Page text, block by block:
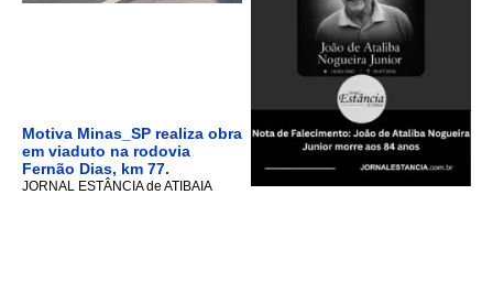
Motiva Minas_SP realiza obra
em viaduto na rodovia
Fernão Dias, km 77.
JORNAL ESTÂNCIA de ATIBAIA